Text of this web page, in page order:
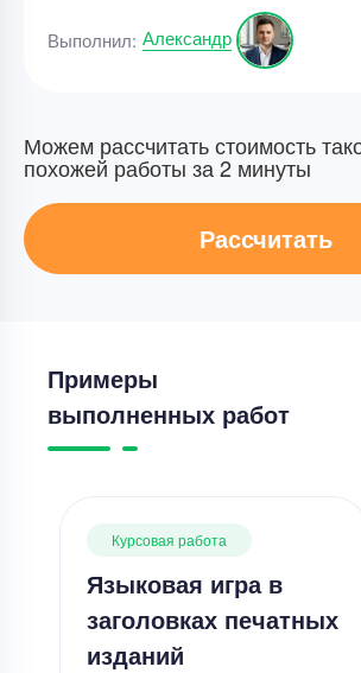
Выполнил: Александр
Можем рассчитать стоимость
похожей работы за 2 минуты
Рассчитать
Примеры
выполненных работ
Курсовая работа
Языковая игра в
заголовках печатных
изданий